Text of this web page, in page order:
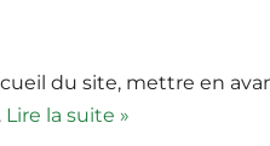
du site, mettre en
Lire la suite »